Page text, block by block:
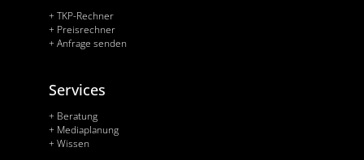
+ TKP-Rechner
+ Preisrechner
+ Anfrage senden
Services
+ Beratung
+ Mediaplanung
+ Wissen